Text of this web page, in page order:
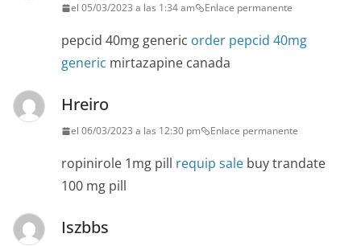
el 05/03/2023 a las 1:34 am Enlace permanente
pepcid 40mg generic order pepcid 40mg
generic mirtazapine canada
Hreiro
el 06/03/2023 a las 12:30 pm Enlace permanente
ropinirole 1mg pill requip sale buy trandate
100 mg pill
Iszbbs